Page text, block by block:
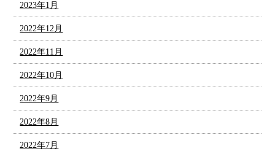
2023年1月
2022年12月
2022年11月
2022年10月
2022年9月
2022年8月
2022年7月